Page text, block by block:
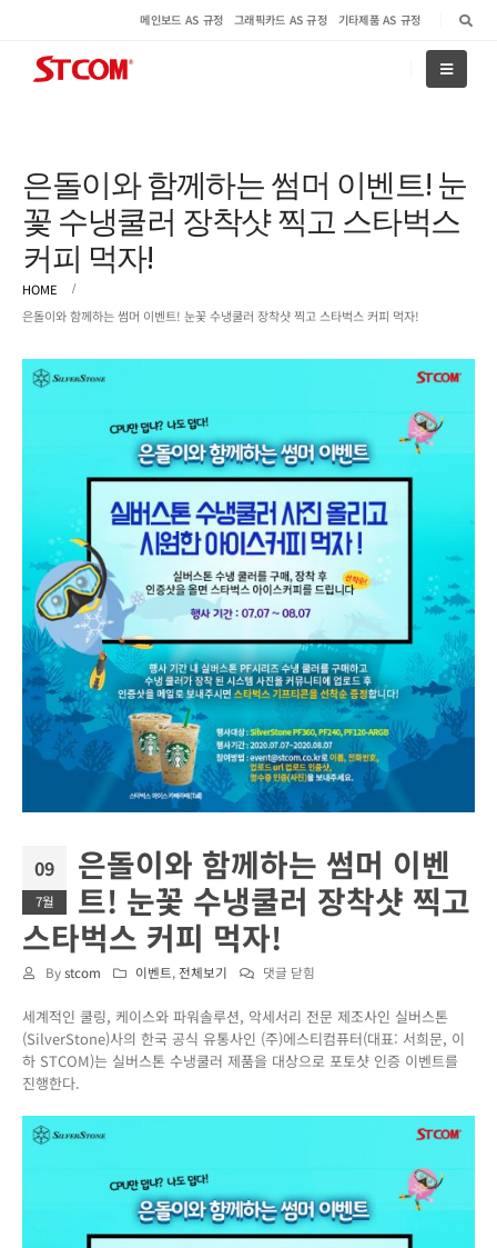
메인보드 AS 규정 그래픽카드 AS 규정 기타제품 AS 규정
은돌이와 함께하는 썸머 이벤트! 눈
꽃 수냉쿨러 장착샷 찍고 스타벅스
커피 먹자!
HOME
은돌이와 함께하는 썸머 이벤트! 눈꽃 수냉쿨러 장착샷 찍고 스타벅스 커피 먹자!
09
7월
은돌이와 함께하는 썸머 이벤
트! 눈꽃 수냉쿨러 장착샷 찍고
스타벅스 커피 먹자!
Bystcom 이벤트, 전체보기
은
이
와
함
이
벤
트!
댓글 닫힘
세계적인 쿨링, 케이스와 파워솔루션, 악세서리 전문 제조사인 실버스톤
(SilverStone)사의 한국 공식 유통사인 (주)에스티컴퓨터(대표: 서희문, 이
하 STCOM)는 실버스톤 수냉쿨러 제품을 대상으로 포토샷 인증 이벤트를
진행한다.